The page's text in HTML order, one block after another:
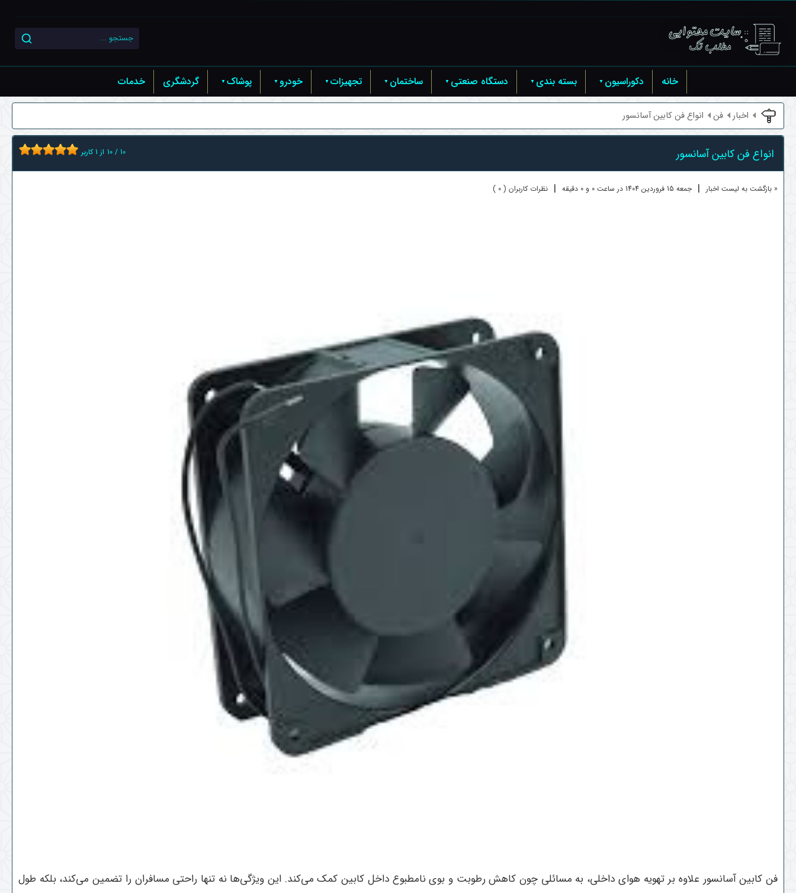
خانه دکوراسیون بسته بندی دستگاه صنعتی ساختمان تجهیزات خودرو پوشاک گردشگری خدمات
اخبار فن انواع فن کابین آسانسور
انواع فن کابین آسانسور 10 / 10 از 1کاربر
« بازگشت به لیست اخبار | جمعه 15 فروردين 1404 در ساعت 0 و 0 دقیقه | نظرات کاربران ( 0 )
فن کابین آسانسور علاوه بر تهویه هوای داخلی، به مسائلی چون کاهش رطوبت و بوی نامطبوع داخل کابین کمک می‌کند. این ویژگی‌ها نه تنها راحتی مسافران را تضمین می‌کند، بلکه طول